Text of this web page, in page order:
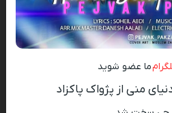
ما عضو شوید
منی از پژواک پاکزاد